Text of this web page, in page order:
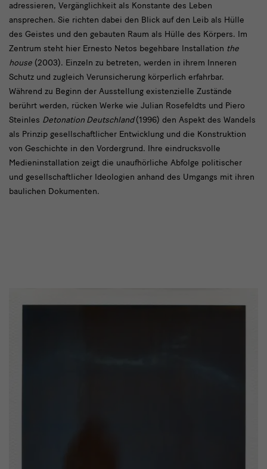
adressieren, Vergänglichkeit als Konstante des Leben
ansprechen. Sie richten dabei den Blick auf den Leib als Hülle
des Geistes und den gebauten Raum als Hülle des Körpers. Im
Zentrum steht hier Ernesto Netos begehbare Installation the
house (2003). Einzeln zu betreten, werden in ihrem Inneren
Schutz und zugleich Verunsicherung körperlich erfahrbar.
Während zu Beginn der Ausstellung existenzielle Zustände
berührt werden, rücken Werke wie Julian Rosefeldts und Piero
Steinles Detonation Deutschland(1996) den Aspekt des Wandels
als Prinzip gesellschaftlicher Entwicklung und die Konstruktion
von Geschichte in den Vordergrund. Ihre eindrucksvolle
Medieninstallation zeigt die unaufhörliche Abfolge politischer
und gesellschaftlicher Ideologien anhand des Umgangs mit ihren
baulichen Dokumenten.